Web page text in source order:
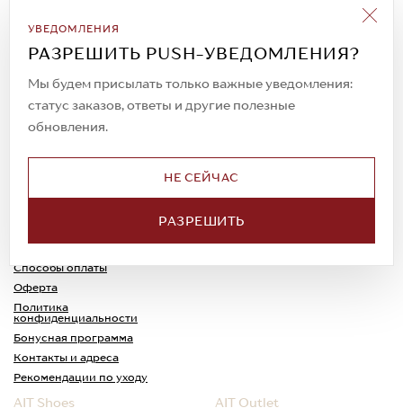
УВЕДОМЛЕНИЯ
РАЗРЕШИТЬ PUSH-УВЕДОМЛЕНИЯ?
Мы будем присылать только важные уведомления:
статус заказов, ответы и другие полезные
обновления.
НЕ СЕЙЧАС
РАЗРЕШИТЬ
Подписаться на рассылку
Всегда будьте в курсе новых акций и
спецпредложений!
© 2023. AIT Shoes
Все права защищены
Доставка
Способы оплаты
Оферта
Политика
конфиденциальности
Обмен и возврат
Каспи-Ред
Бонусная программа
Контакты и адреса
Рекомендации по уходу
AIT Shoes AIT Outlet